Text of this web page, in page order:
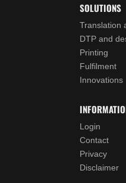
SOLUTIONS
Translation
DTP and
Printing
Fulfilment
Innovations
Login
Contact
Privacy
Disclaimer